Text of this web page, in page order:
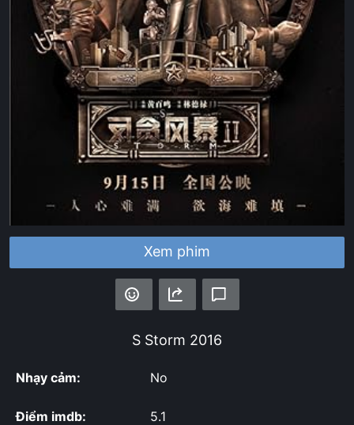
Xem phim
S Storm 2016
Nhạy cảm: No
Điểm imdb: 5.1